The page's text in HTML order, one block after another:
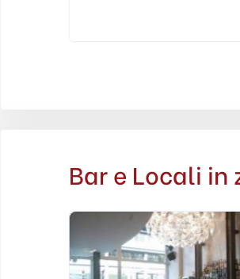
Bar e Locali in